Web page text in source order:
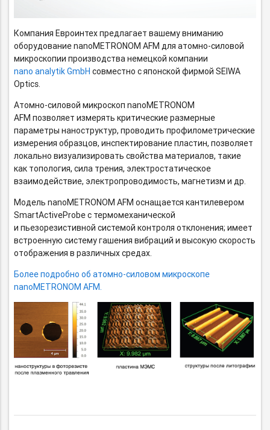
Компания Евроинтех предлагает вашему вниманию
оборудование nanoMETRONOM AFM дляатомно-силовой
микроскопии производства немецкой компании
nano analytik GmbH совместно с японской фирмой SEIWA
Optics.
Атомно-силовой микроскоп nanoMETRONOM
AFM позволяет измерять критические размерные
параметры наноструктур, проводить профилометрические
измерения образцов, инспектирование пластин, позволяет
локально визуализировать свойства материалов, такие
как топология, сила трения, электростатическое
взаимодействие, электропроводимость, магнетизм и др.
Модель nanoMETRONOM AFM оснащается кантилевером
SmartActiveProbe с термомеханической
и пьезорезистивной системой контроля отклонения; имеет
встроенную систему гашения вибраций и высокую скорость
отображения в различных средах.
Более подробнооб атомно-силовом микроскопе
nanoMETRONOM AFM.